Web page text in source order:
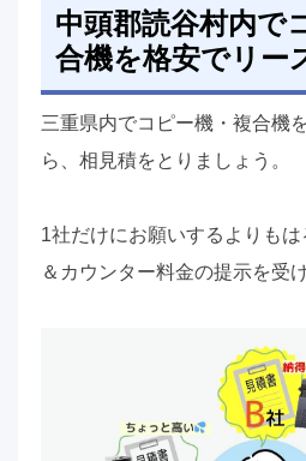
中頭郡読谷村内で
合機を格安でリー
三重県内でコピー機・複合機
ら、相見積をとりましょう。
1社だけにお願いするよりも
＆カウンター料金の提示を受